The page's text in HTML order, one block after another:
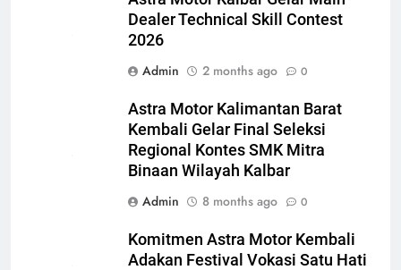
Dealer Technical Skill Contest
2026
Admin
2 months ago 0
Astra Motor Kalimantan Barat
Kembali Gelar Final Seleksi
Regional Kontes SMK Mitra
Binaan Wilayah Kalbar
Admin
8 months ago 0
Komitmen Astra Motor Kembali
Adakan Festival Vokasi Satu Hati